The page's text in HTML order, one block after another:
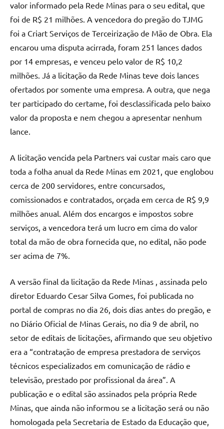
valor informado pela Rede Minas para o seu edital, que
foi de R$ 21 milhões. A vencedora do pregão do TJMG
foi a Criart Serviços de Terceirização de Mão de Obra. Ela
encarou uma disputa acirrada, foram 251 lances dados
por 14 empresas, e venceu pelo valor de R$ 10,2
milhões. Já a licitação da Rede Minas teve dois lances
ofertados por somente uma empresa. A outra, que nega
ter participado do certame, foi desclassificada pelo baixo
valor da proposta e nem chegou a apresentar nenhum
lance.
A licitação vencida pela Partners vai custar mais caro que
toda a folha anual da Rede Minas em 2021, que englobou
cerca de 200 servidores, entre concursados,
comissionados e contratados, orçada em cerca de R$ 9,9
milhões anual. Além dos encargos e impostos sobre
serviços, a vencedora terá um lucro em cima do valor
total da mão de obra fornecida que, no edital, não pode
ser acima de 7%.
A versão final da licitação da Rede Minas , assinada pelo
diretor Eduardo Cesar Silva Gomes, foi publicada no
portal de compras no dia 26, dois dias antes do pregão, e
no Diário Oficial de Minas Gerais, no dia 9 de abril, no
setor de editais de licitações, afirmando que seu objetivo
era a “contratação de empresa prestadora de serviços
técnicos especializados em comunicação de rádio e
televisão, prestado por profissional da área”. A
publicação e o edital são assinados pela própria Rede
Minas, que ainda não informou se a licitação será ou não
homologada pela Secretaria de Estado da Educação que,